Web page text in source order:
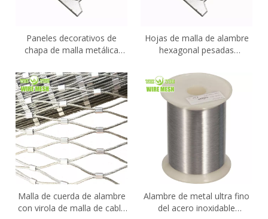
Paneles decorativos de
chapa de malla metálica
inoxidable/galvanizado/aluminio
Hojas de malla de alambre
hexagonal pesadas
perforadas/acero
inoxidable/aluminio
Malla de cuerda de alambre
con virola de malla de cable
Alambre de metal ultra fino
del acero inoxidable